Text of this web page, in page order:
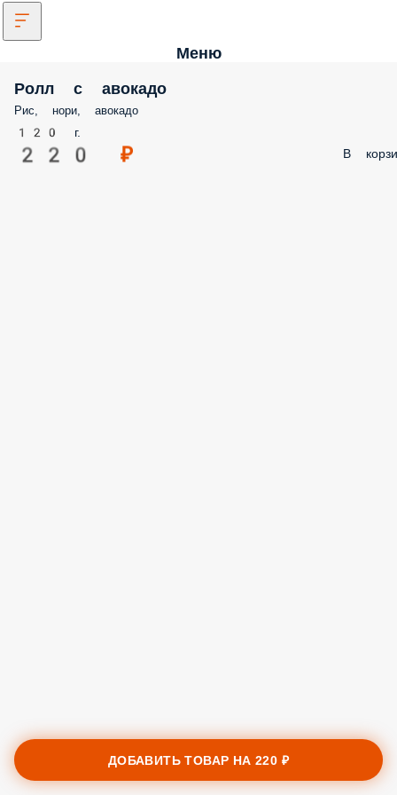
Меню
Ролл с авокадо
Рис, нори, авокадо
120 г.
220 ₽ В
ДОБАВИТЬ ТОВАР НА220 ₽